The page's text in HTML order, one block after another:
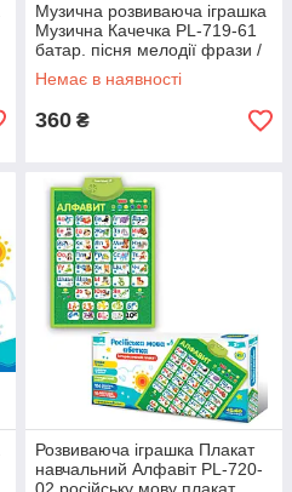
Музична розвиваюча іграшка
Музична Качечка PL-719-61
батар. пісня мелодії фрази /
розмір іграшки
Немає в наявності
360 ₴
Розвиваюча іграшка Плакат
навчальний Алфавіт PL-720-